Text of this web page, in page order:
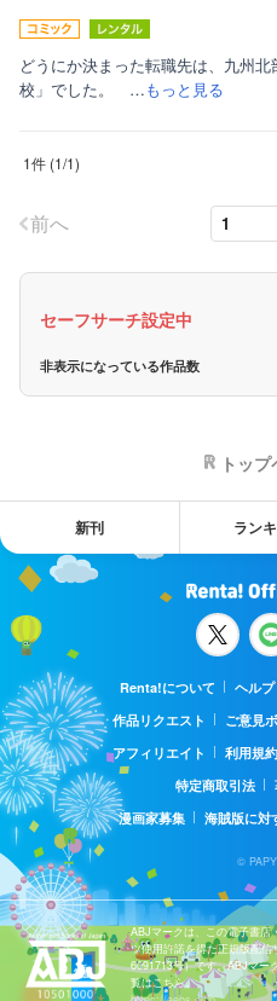
どうにか決まった転職先は、九州
校」でした。 …もっと見る
1件 (1/1)
前へ
セーフサーチ設定中
非表示になっている作品数
トッ
新刊 ラン
Renta!について ヘルプ
作品リクエスト
ご意見
アフィリエイト
利用規約
特定商取引法
漫画家募集
海賊版に対
©
ABJマークは、この電子書店
ツ使用許諾を得た正規版配
6091713号）です。ABJマー
覧はこちら。